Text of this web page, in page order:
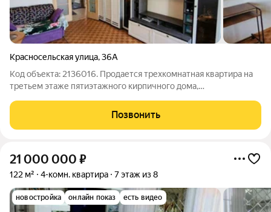
Красносельская улица,36А
Код объекта: 2136016. Продается трехкомнатная квартира на
третьем этаже пятиэтажного кирпичного дома,
что обеспечивает отличную доступность к основным
транспортным магистралям, по адресу: ул.
Позвонить
21 000 000 ₽
122 м² 4-комн. квартира 7 этаж из 8
новостройка онлайн показ есть видео